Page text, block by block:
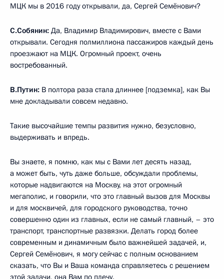
МЦК мы в 2016 году открывали, да, Сергей Семёнович?
С.Собянин: Да, Владимир Владимирович, вместе с Вами
открывали. Сегодня полмиллиона пассажиров каждый день
проезжают на МЦК. Огромный проект, очень
востребованный.
В.Путин: В полтора раза стала длиннее [подземка], как Вы
мне докладывали совсем недавно.
Такие высочайшие темпы развития нужно, безусловно,
выдерживать и впредь.
Вы знаете, я помню, как мы с Вами лет десять назад,
а может быть, чуть даже больше, обсуждали проблемы,
которые надвигаются на Москву, на этот огромный
мегаполис, и говорили, что это главный вызов для Москвы
и для москвичей, для городского руководства, точно
совершенно один из главных, если не самый главный, – это
транспорт, транспортные развязки. Делать город более
современным и динамичным было важнейшей задачей, и,
Сергей Семёнович, я могу сейчас с полным основанием
сказать, что Вы и Ваша команда справляетесь с решением
этой задачи, она Вам по плечу.